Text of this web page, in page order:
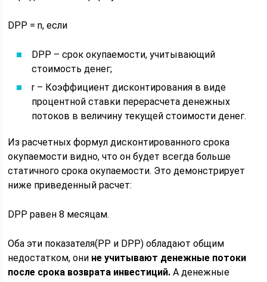
DPP = n, если
DPP – срок окупаемости, учитывающий
стоимость денег;
r – Коэффициент дисконтирования в виде
процентной ставки перерасчета денежных
потоков в величину текущей стоимости денег.
Из расчетных формул дисконтированного срока
окупаемости видно, что он будет всегда больше
статичного срока окупаемости. Это демонстрирует
ниже приведенный расчет:
DPP равен 8 месяцам.
Оба эти показателя(PP и DPP) обладают общим
недостатком, они не учитывают денежные потоки
после срока возврата инвестиций. А денежные